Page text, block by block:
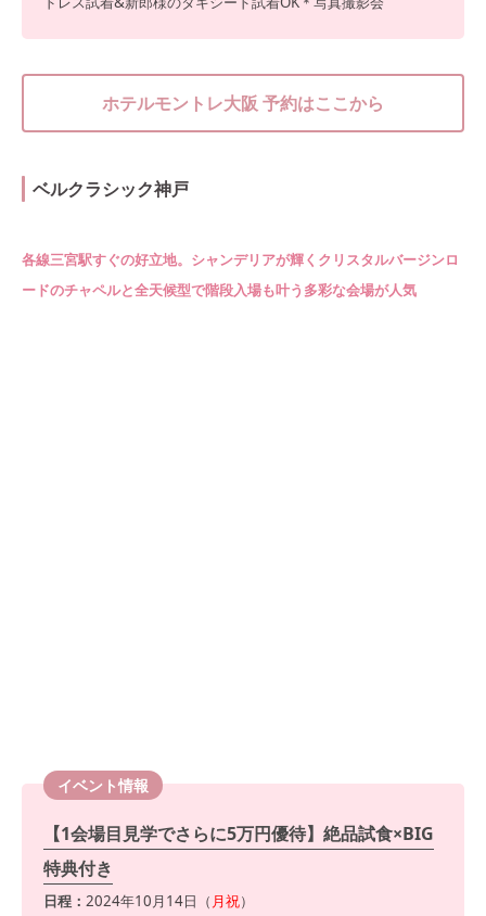
ホテルモントレ大阪 予約はここから
ベルクラシック神戸
各線三宮駅すぐの好立地。シャンデリアが輝くクリスタルバージンロ
ードのチャペルと全天候型で階段入場も叶う多彩な会場が人気
イベント情報
【1会場目見学でさらに5万円優待】絶品試食×BIG
特典付き
日程： 2024年10月14日（ 月祝）